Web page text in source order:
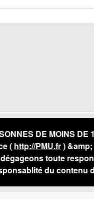
DE MOINS
( http://PMU.fr)
toute
du